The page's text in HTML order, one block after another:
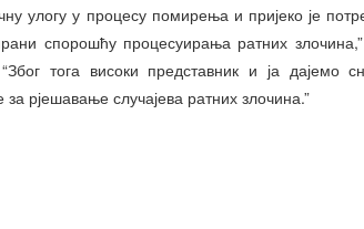
улогу у процесу помирења и пријеко је
спорошћу процесуирања ратних
“Због тога високи представник и ја дајемо
рјешавање случајева ратних злочина.”